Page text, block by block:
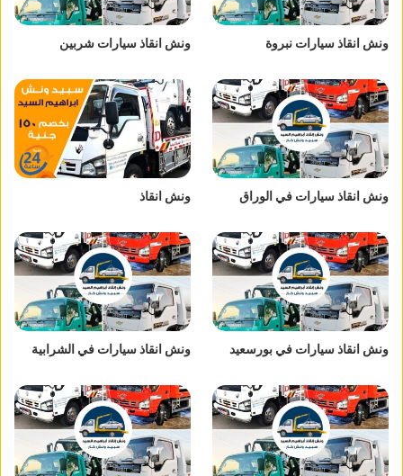
ونش انقاذ سيارات نبروة ونش انقاذ سيارات شربين
ونش انقاذ سيارات في الوراق ونش انقاذ
ونش انقاذ سيارات في بورسعيد ونش انقاذ سيارات في الشرابية